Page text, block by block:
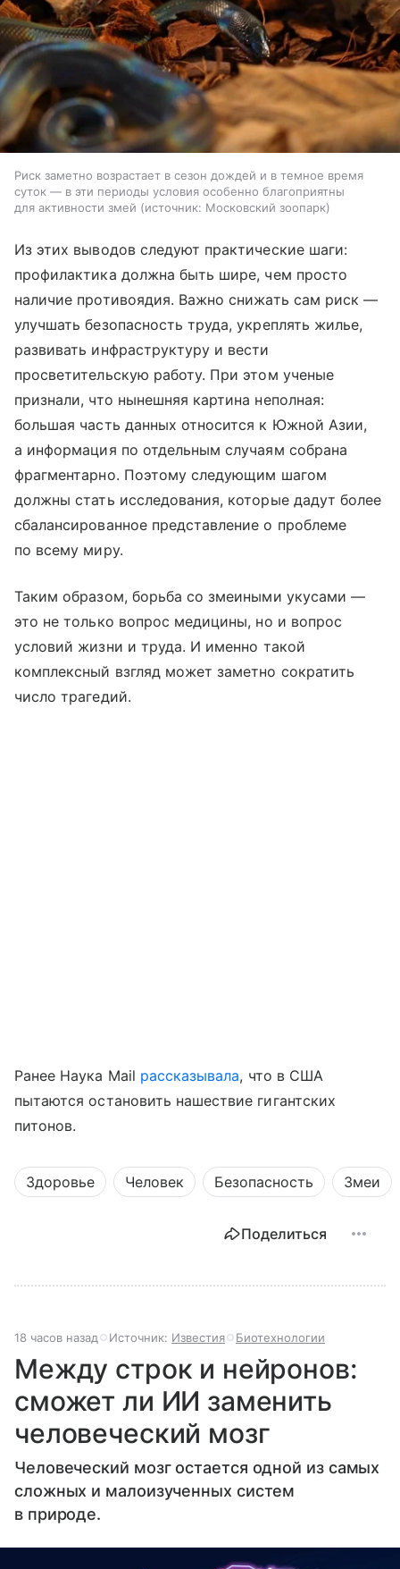
Риск заметно возрастает в сезон дождей и в темное время
суток — в эти периоды условия особенно благоприятны
для активности змей
источник: Московский зоопарк
Из этих выводов следуют практические шаги:
профилактика должна быть шире, чем просто
наличие противоядия. Важно снижать сам риск —
улучшать безопасность труда, укреплять жилье,
развивать инфраструктуру и вести
просветительскую работу. При этом ученые
признали, что нынешняя картина неполная:
большая часть данных относится к Южной Азии,
а информация по отдельным случаям собрана
фрагментарно. Поэтому следующим шагом
должны стать исследования, которые дадут более
сбалансированное представление о проблеме
по всему миру.
Таким образом, борьба со змеиными укусами —
это не только вопрос медицины, но и вопрос
условий жизни и труда. И именно такой
комплексный взгляд может заметно сократить
число трагедий.
Ранее Наука Mail рассказывала, что в США
пытаются остановить нашествие гигантских
питонов.
Здоровье Человек Безопасность Змеи
Поделиться
18 часов назад Источник: Известия Биотехнологии
Между строк и нейронов:
сможет ли ИИ заменить
человеческий мозг
Человеческий мозг остается одной из самых
сложных и малоизученных систем
в природе.